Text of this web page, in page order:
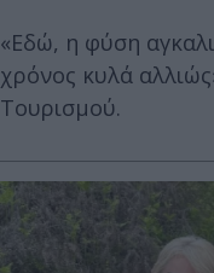
«Εδώ, η φύση
χρόνος κυλά
Τουρισμού.